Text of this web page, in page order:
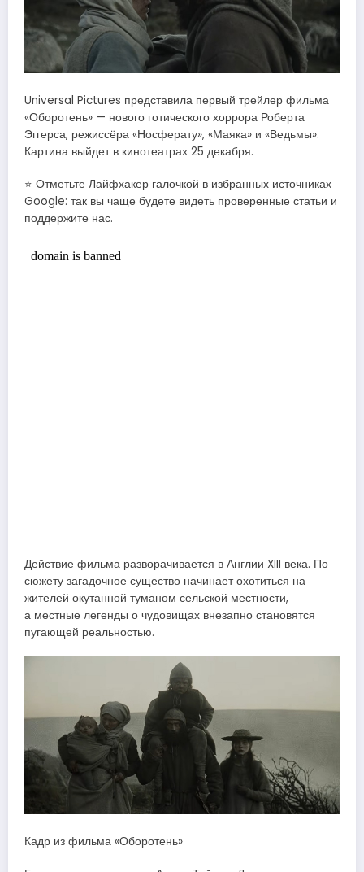
Universal Pictures представила первый трейлер фильма
«Оборотень» — нового готического хоррора Роберта
Эггерса, режиссёра «Носферату», «Маяка» и «Ведьмы».
Картина выйдет в кинотеатрах 25 декабря.
⭐ Отметьте Лайфхакер галочкой в избранных источниках
Google: так вы чаще будете видеть проверенные статьи и
поддержите нас.
Действие фильма разворачивается в Англии XIII века. По
сюжету загадочное существо начинает охотиться на
жителей окутанной туманом сельской местности,
а местные легенды о чудовищах внезапно становятся
пугающей реальностью.
Кадр из фильма «Оборотень»